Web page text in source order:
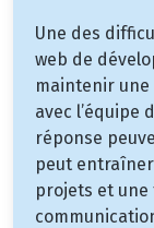
Une des
web de
maintenir
avec l’équipe
réponse
peut
projets et